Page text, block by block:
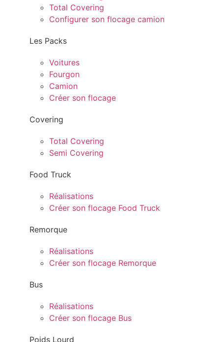
Total Covering
Configurer son flocage camion
Les Packs
Voitures
Fourgon
Camion
Créer son flocage
Covering
Total Covering
Semi Covering
Food Truck
Réalisations
Créer son flocage Food Truck
Remorque
Réalisations
Créer son flocage Remorque
Bus
Réalisations
Créer son flocage Bus
Poids Lourd